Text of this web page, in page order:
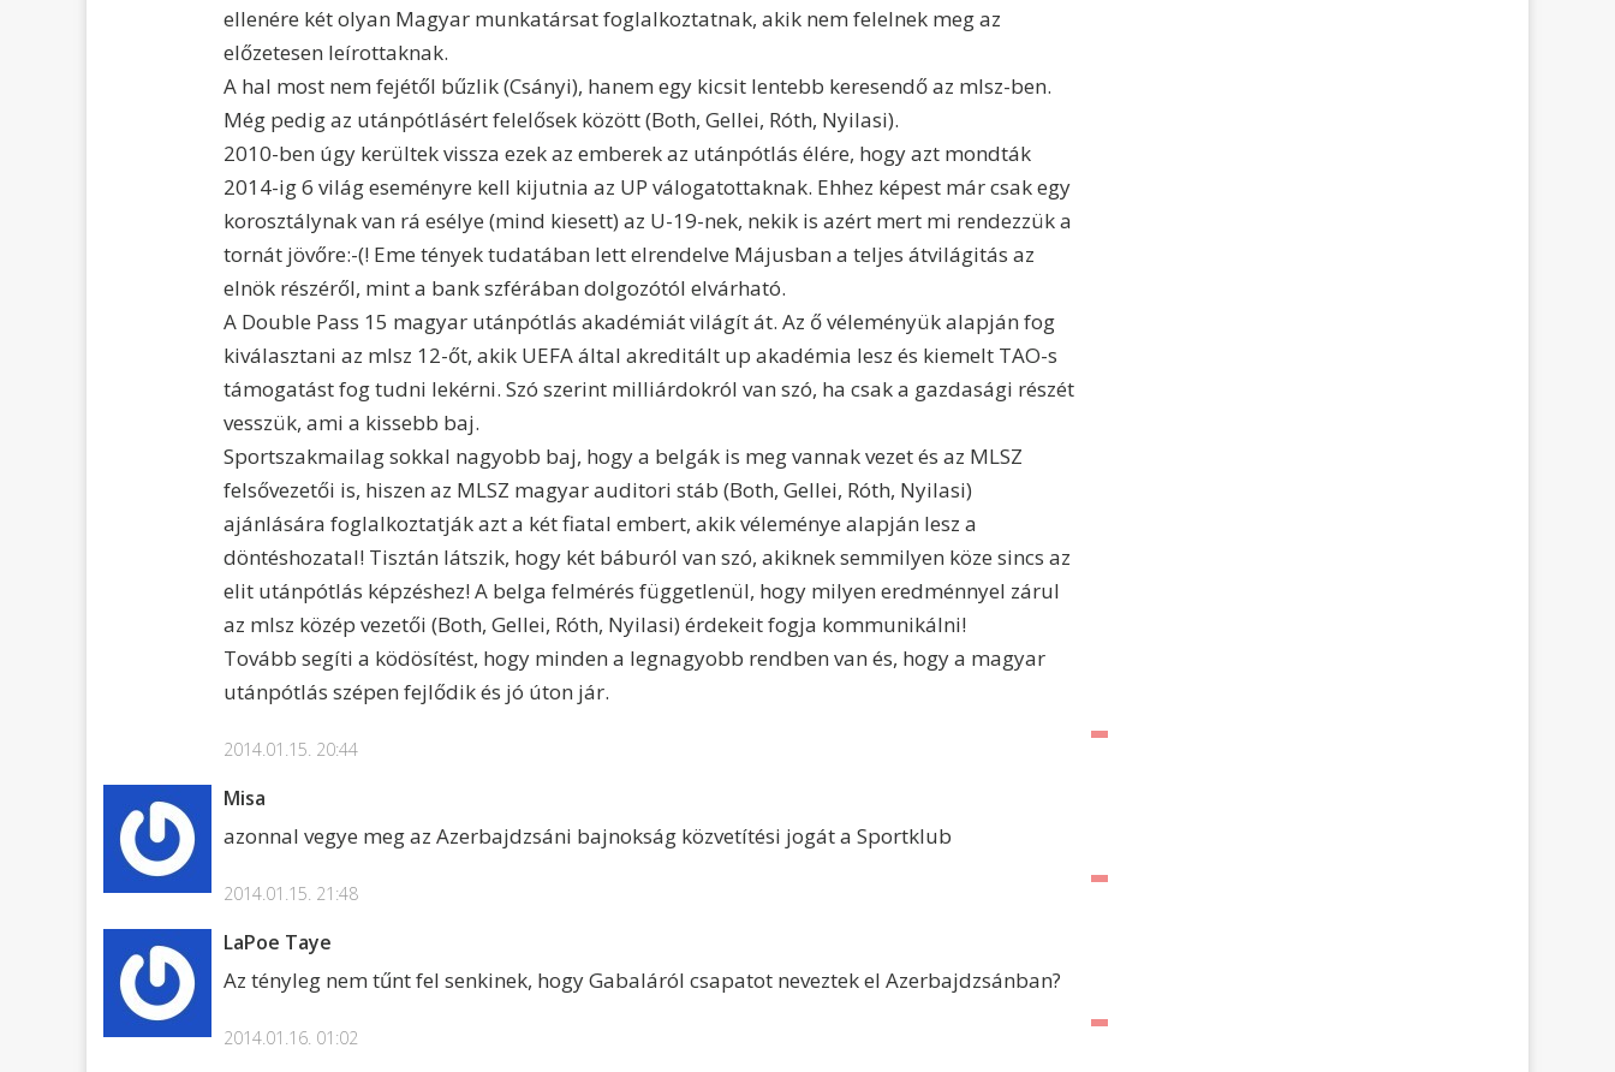
ellenére két olyan Magyar munkatársat foglalkoztatnak, akik nem felelnek meg az
előzetesen leírottaknak.
A hal most nem fejétől bűzlik (Csányi), hanem egy kicsit lentebb keresendő az mlsz-ben.
Még pedig az utánpótlásért felelősek között (Both, Gellei, Róth, Nyilasi).
2010-ben úgy kerültek vissza ezek az emberek az utánpótlás élére, hogy azt mondták
2014-ig 6 világ eseményre kell kijutnia az UP válogatottaknak. Ehhez képest már csak egy
korosztálynak van rá esélye (mind kiesett) az U-19-nek, nekik is azért mert mi rendezzük a
tornát jövőre:-(! Eme tények tudatában lett elrendelve Májusban a teljes átvilágitás az
elnök részéről, mint a bank szférában dolgozótól elvárható.
A Double Pass 15 magyar utánpótlás akadémiát világít át. Az ő véleményük alapján fog
kiválasztani az mlsz 12-őt, akik UEFA által akreditált up akadémia lesz és kiemelt TAO-s
támogatást fog tudni lekérni. Szó szerint milliárdokról van szó, ha csak a gazdasági részét
vesszük, ami a kissebb baj.
Sportszakmailag sokkal nagyobb baj, hogy a belgák is meg vannak vezet és az MLSZ
felsővezetői is, hiszen az MLSZ magyar auditori stáb (Both, Gellei, Róth, Nyilasi)
ajánlására foglalkoztatják azt a két fiatal embert, akik véleménye alapján lesz a
döntéshozatal! Tisztán látszik, hogy két báburól van szó, akiknek semmilyen köze sincs az
elit utánpótlás képzéshez! A belga felmérés függetlenül, hogy milyen eredménnyel zárul
az mlsz közép vezetői (Both, Gellei, Róth, Nyilasi) érdekeit fogja kommunikálni!
Tovább segíti a ködösítést, hogy minden a legnagyobb rendben van és, hogy a magyar
utánpótlás szépen fejlődik és jó úton jár.
2014.01.15. 20:44
Misa
azonnal vegye meg az Azerbajdzsáni bajnokság közvetítési jogát a Sportklub
2014.01.15. 21:48
LaPoe Taye
Az tényleg nem tűnt fel senkinek, hogy Gabaláról csapatot neveztek el Azerbajdzsánban?
2014.01.16. 01:02